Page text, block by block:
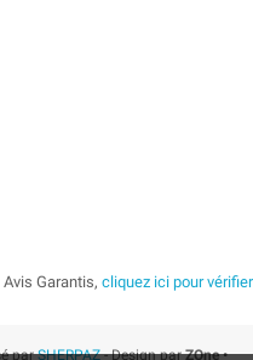
Garantis, cliquez ici pour vérifier
parSHERPAZ- Design parZOne •